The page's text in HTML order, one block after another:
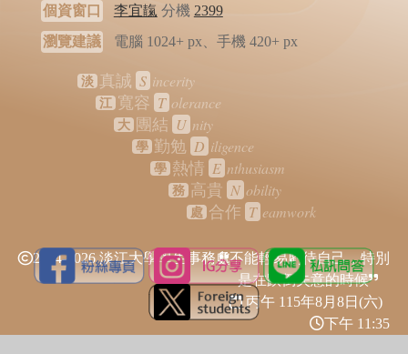
個資窗口 李宜靝 分機 2399
瀏覽建議
電腦 1024+ px、手機 420+ px
淡 真誠 S incerity
江 寬容 T olerance
大 團結 U nity
學 勤勉 D iligence
學 熱情 E nthusiasm
務 高貴 N obility
處 合作 T eamwork
2024-2026 淡江大學學生事務處不能輕易虧待自己，特別
是在跌倒失意的時候
丙午 115年8月8日(六)
下午 11:35